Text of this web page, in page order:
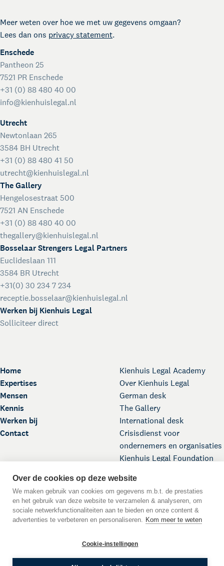
Talentondersteuning
Taal:DEENNL
Meer weten over hoe we met uw gegevens omgaan?
Lees dan ons privacy statement.
Home
Expertises
Mensen
Kennis
Werken bij
Contact
Kienhuis Legal Academy
Over Kienhuis Legal
German desk
The Gallery
International desk
Crisisdienst voor
ondernemers en organisaties
Kienhuis Legal Foundation
Enschede
Pantheon 25
7521 PR Enschede
+31 (0) 88 480 40 00
info@kienhuislegal.nl
Utrecht
Newtonlaan 265
3584 BH Utrecht
+31 (0) 88 480 41 50
utrecht@kienhuislegal.nl
The Gallery
Hengelosestraat 500
7521 AN Enschede
+31 (0) 88 480 40 00
thegallery@kienhuislegal.nl
Bosselaar Strengers Legal Partners
Euclideslaan 111
3584 BR Utrecht
+31(0) 30 234 7 234
receptie.bosselaar@kienhuislegal.nl
Werken bij Kienhuis Legal
Solliciteer direct
© 2026 Kienhuis Legal
Over de cookies op deze website
We maken gebruik van cookies om gegevens m.b.t. de prestaties
en het gebruik van deze website te verzamelen & analyseren, om
sociale netwerkfunctionaliteiten aan te bieden en onze content &
advertenties te verbeteren en personaliseren. Kom meer te weten
Cookie-instellingen